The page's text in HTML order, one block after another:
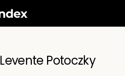
Levente Potoczky